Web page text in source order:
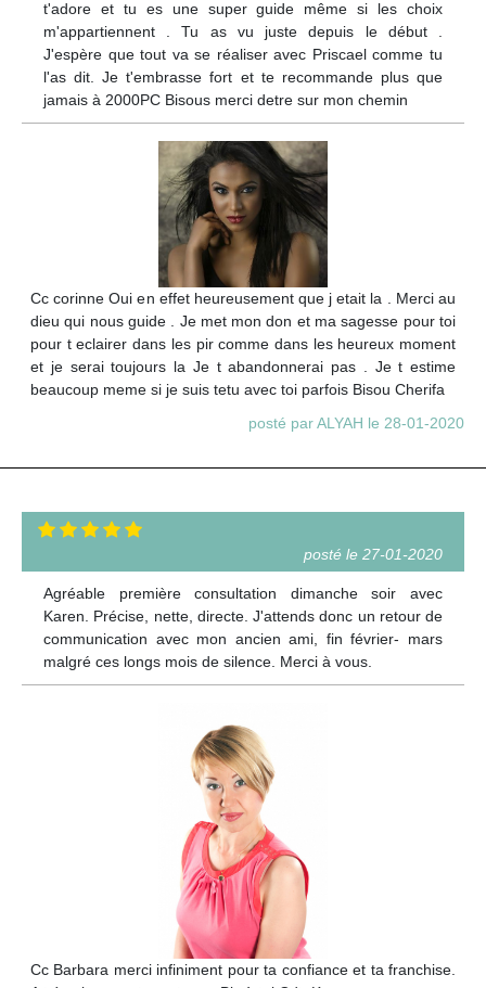
t'adore et tu es une super guide même si les choix
m'appartiennent . Tu as vu juste depuis le début .
J'espère que tout va se réaliser avec Priscael comme tu
l'as dit. Je t'embrasse fort et te recommande plus que
jamais à 2000PC Bisous merci detre sur mon chemin
Cc corinne Oui en effet heureusement que j etait la . Merci au
dieu qui nous guide . Je met mon don et ma sagesse pour toi
pour t eclairer dans les pir comme dans les heureux moment
et je serai toujours la Je t abandonnerai pas . Je t estime
beaucoup meme si je suis tetu avec toi parfois Bisou Cherifa
posté par ALYAH le 28-01-2020
posté le 27-01-2020
Agréable première consultation dimanche soir avec
Karen. Précise, nette, directe. J'attends donc un retour de
communication avec mon ancien ami, fin février- mars
malgré ces longs mois de silence. Merci à vous.
Cc Barbara merci infiniment pour ta confiance et ta franchise.